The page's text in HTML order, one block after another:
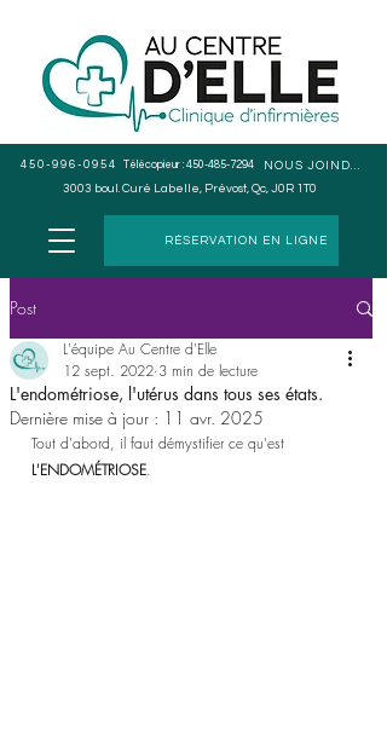
450-996-0954 Télécopieur : 450-485-7294
NOUS JOINDRE
3003 boul. Curé Labelle, Prévost, Qc, J0R 1T0
RÉSERVATION EN LIGNE
Post
L'endométriose, l'utérus dans tous ses états.
L'équipe Au Centre d'Elle
12 sept. 2022 3 min de lecture
Dernière mise à jour : 11 avr. 2025
Tout d'abord, il faut démystifier ce qu'est
L'ENDOMÉTRIOSE.